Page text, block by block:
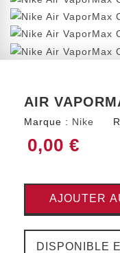
AIR
Marque : Nike
0,00 €
AJOUTER
DISPONIBLE